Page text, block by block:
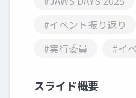
#イベント振り返り
#実行委員
#イ
スライド概要